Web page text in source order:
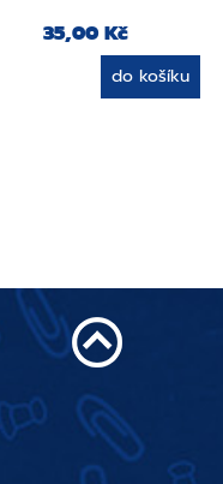
35,00 Kč
do košíku